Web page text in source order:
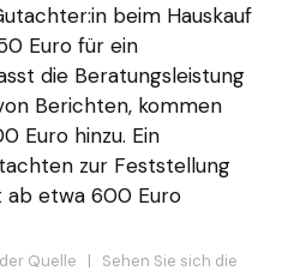
beim Hauskauf
Euro für ein
die Beratungsleistung
Berichten, kommen
Euro hinzu. Ein
zur Feststellung
ab etwa 600 Euro
Quelle | Sehen Sie sich die